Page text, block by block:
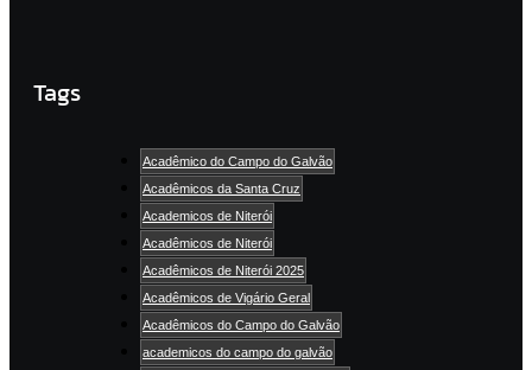
Tags
Acadêmico do Campo do Galvão
Acadêmicos da Santa Cruz
Academicos de Niterói
Acadêmicos de Niterói
Acadêmicos de Niterói 2025
Acadêmicos de Vigário Geral
Acadêmicos do Campo do Galvão
academicos do campo do galvão